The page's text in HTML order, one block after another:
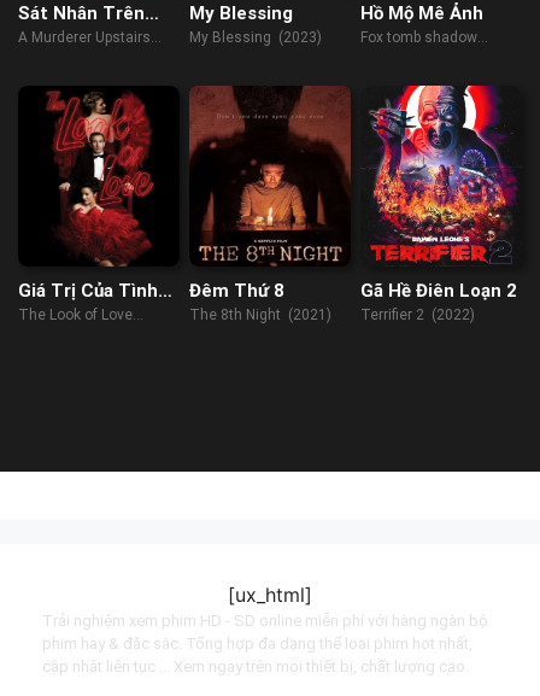
Sát Nhân Trên
Lầu
A Murderer Upstairs
My Blessing
My Blessing (2023)
Hồ Mộ Mê Ảnh
Fox tomb shadow
Giá Trị Của Tình
Yêu
The Look of Love
Đêm Thứ 8
The 8th Night (2021)
Gã Hề Điên Loạn 2
Terrifier 2 (2022)